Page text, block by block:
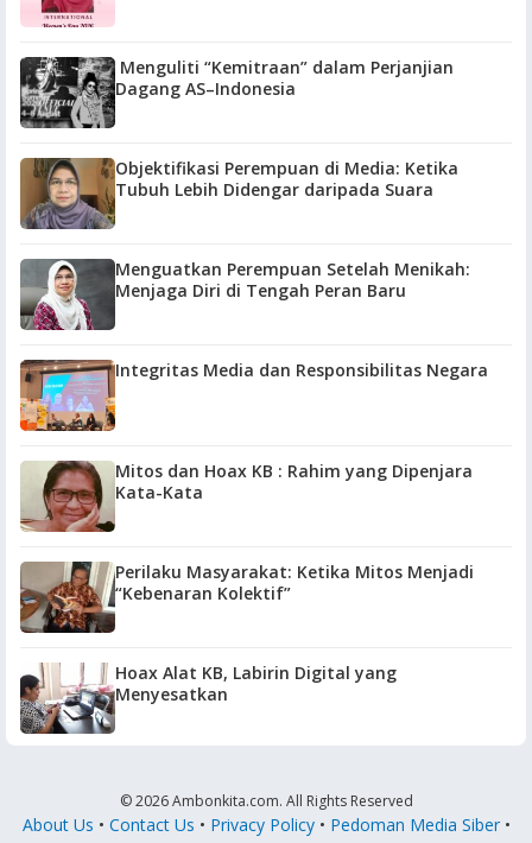
Menguliti “Kemitraan” dalam Perjanjian
Dagang AS–Indonesia
Objektifikasi Perempuan di Media: Ketika
Tubuh Lebih Didengar daripada Suara
Menguatkan Perempuan Setelah Menikah:
Menjaga Diri di Tengah Peran Baru
Integritas Media dan Responsibilitas Negara
Mitos dan Hoax KB : Rahim yang Dipenjara
Kata-Kata
Perilaku Masyarakat: Ketika Mitos Menjadi
“Kebenaran Kolektif”
Hoax Alat KB, Labirin Digital yang
Menyesatkan
© 2026 Ambonkita.com. All Rights Reserved
About Us • Contact Us • Privacy Policy• Pedoman Media Siber•